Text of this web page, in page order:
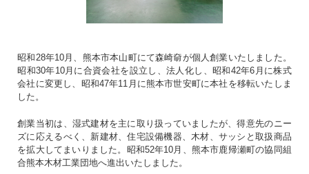
昭和28年10月、熊本市本山町にて森崎奛が個人創業いたしました。
昭和30年10月に合資会社を設立し、法人化し、昭和42年6月に株式
会社に変更し、昭和47年11月に熊本市世安町に本社を移転いたしま
した。
創業当初は、湿式建材を主に取り扱っていましたが、得意先のニー
ズに応えるべく、新建材、住宅設備機器、木材、サッシと取扱商品
を拡大してまいりました。昭和52年10月、熊本市鹿帰瀬町の協同組
合熊本木材工業団地へ進出いたしました。